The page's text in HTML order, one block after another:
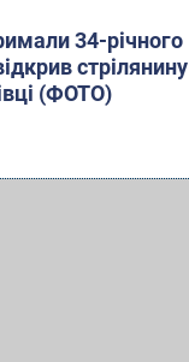
34-річного
стрілянину
(ФОТО)